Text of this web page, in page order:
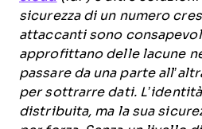
sicurezza di un numero
attaccanti sono
approfittano delle lacune
passare da una parte
per sottrarre dati.
distribuita, ma la sua